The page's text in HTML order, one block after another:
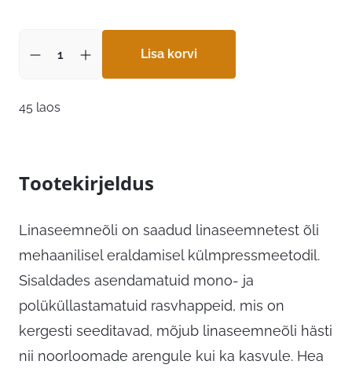
Lisa korvi
45 laos
Tootekirjeldus
Linaseemneõli on saadud linaseemnetest õli
mehaanilisel eraldamisel külmpressmeetodil.
Sisaldades asendamatuid mono- ja
polüküllastamatuid rasvhappeid, mis on
kergesti seeditavad, mõjub linaseemneõli hästi
nii noorloomade arengule kui ka kasvule. Hea